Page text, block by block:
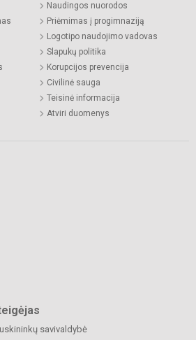
Naudingos nuorodos
Priėmimas į progimnaziją
Logotipo naudojimo vadovas
Slapukų politika
Korupcijos prevencija
Civilinė sauga
Teisinė informacija
Atviri duomenys
savivaldybė